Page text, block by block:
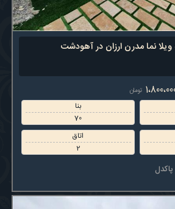
نما مدرن ارزان در آهودشت
تومان
بنا
70
اتاق
2